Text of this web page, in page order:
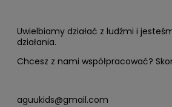
Uwielbiamy działać z ludźmi i
działania.
Chcesz z nami współpracować?
aguukids@gmail.com